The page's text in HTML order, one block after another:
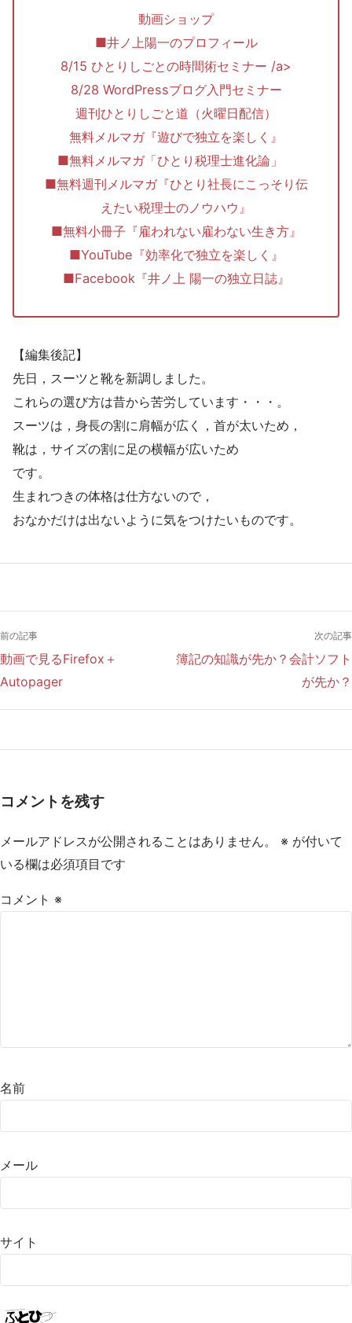
動画ショップ
■井ノ上陽一のプロフィール
8/15 ひとりしごとの時間術セミナー /a>
8/28 WordPressブログ入門セミナー
週刊ひとりしごと道（火曜日配信）
無料メルマガ『遊びで独立を楽しく』
■無料メルマガ「ひとり税理士進化論」
■無料週刊メルマガ『ひとり社長にこっそり伝
えたい税理士のノウハウ』
■無料小冊子『雇われない雇わない生き方』
■YouTube『効率化で独立を楽しく』
■Facebook『井ノ上 陽一の独立日誌』
【編集後記】
先日，スーツと靴を新調しました。
これらの選び方は昔から苦労しています・・・。
スーツは，身長の割に肩幅が広く，首が太いため，
靴は，サイズの割に足の横幅が広いため
です。
生まれつきの体格は仕方ないので，
おなかだけは出ないように気をつけたいものです。
前の記事
動画で見るFirefox＋
Autopager
次の記事
簿記の知識が先か？会計ソフト
が先か？
コメントを残す
メールアドレスが公開されることはありません。 ※ が付いて
いる欄は必須項目です
コメント ※
名前
メール
サイト